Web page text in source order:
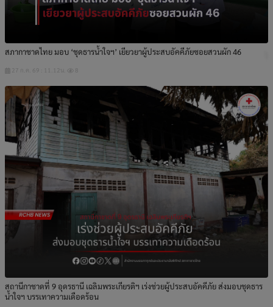
สภากาชาดไทย มอบ ‘ชุดธารน้ำใจฯ’ เยียวยาผู้ประสบอัคคีภัยซอยสวนผัก 46
27 ก.ค. 69 : 11.12น. 8
สถานีกาชาดที่ 9 อุดรธานี เฉลิมพระเกียรติฯ เร่งช่วยผู้ประสบอัคคีภัย ส่งมอบชุดธาร
น้ำใจฯ บรรเทาความเดือดร้อน